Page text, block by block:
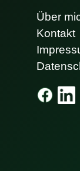
Über
Kontakt